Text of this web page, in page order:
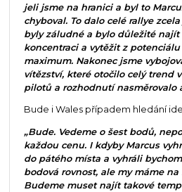
jeli jsme na hranici a byl to
chyboval. To dalo celé rallye
byly záludné a bylo důležité najít
koncentraci a vytěžit z potenciálu
maximum. Nakonec jsme
vítězství, které otočilo celý trend
pilotů a rozhodnutí nasměrovalo
Bude i Wales případem hledání
„Bude. Vedeme o šest bodů,
každou cenu. I kdyby Marcus
do pátého místa a vyhráli
bodová rovnost, ale my máme
Budeme muset najít takové